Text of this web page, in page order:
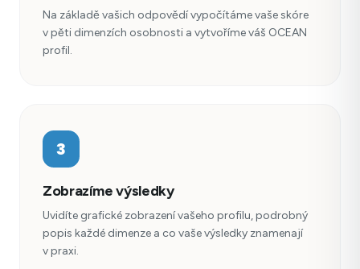
Na základě vašich odpovědí vypočítáme vaše skóre
v pěti dimenzích osobnosti a vytvoříme váš OCEAN
profil.
3
Zobrazíme výsledky
Uvidíte grafické zobrazení vašeho profilu, podrobný
popis každé dimenze a co vaše výsledky znamenají
v praxi.